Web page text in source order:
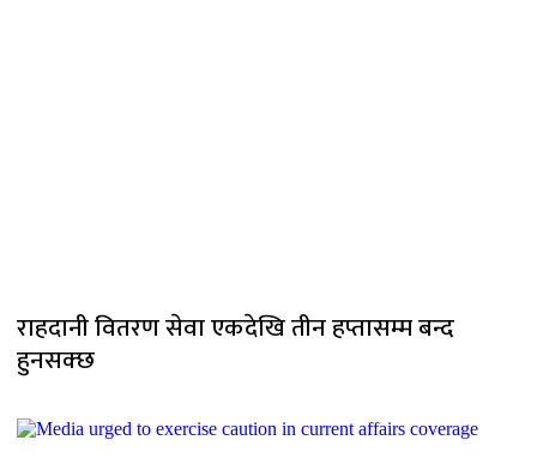
राहदानी वितरण सेवा एकदेखि तीन हप्तासम्म बन्द
हुनसक्छ